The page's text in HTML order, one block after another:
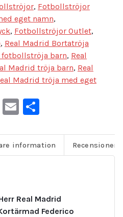
, Fotbollströjor
eget namn,
, Fotbollströjor Outlet,
, Real Madrid Bortatröja
fotbollströja barn, Real
Madrid tröja barn, Real
Madrid tröja med eget
Twitter
Email
information Recensioner
Real Madrid
Federico